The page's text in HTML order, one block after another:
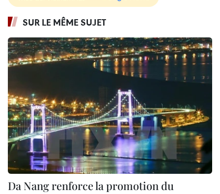
SUR LE MÊME SUJET
Da Nang renforce la promotion du